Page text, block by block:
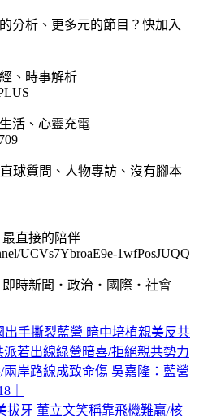
分析、更多元的節目？快加入
、時事解析
活、心靈充電
球質問、人物專訪、沒有腳本
直接的陪伴
UCVs7YbroaE9e-1wfPosJUQQ
時新聞・政治・國際・社會
出手撕裂藍營 暗中培植親美反共
若出線綠營暗喜/拒絕親共勢力
岸路線成致命傷 吳嘉隆：藍營
｜
拔牙 董立文笑稱靠飛機難贏/核